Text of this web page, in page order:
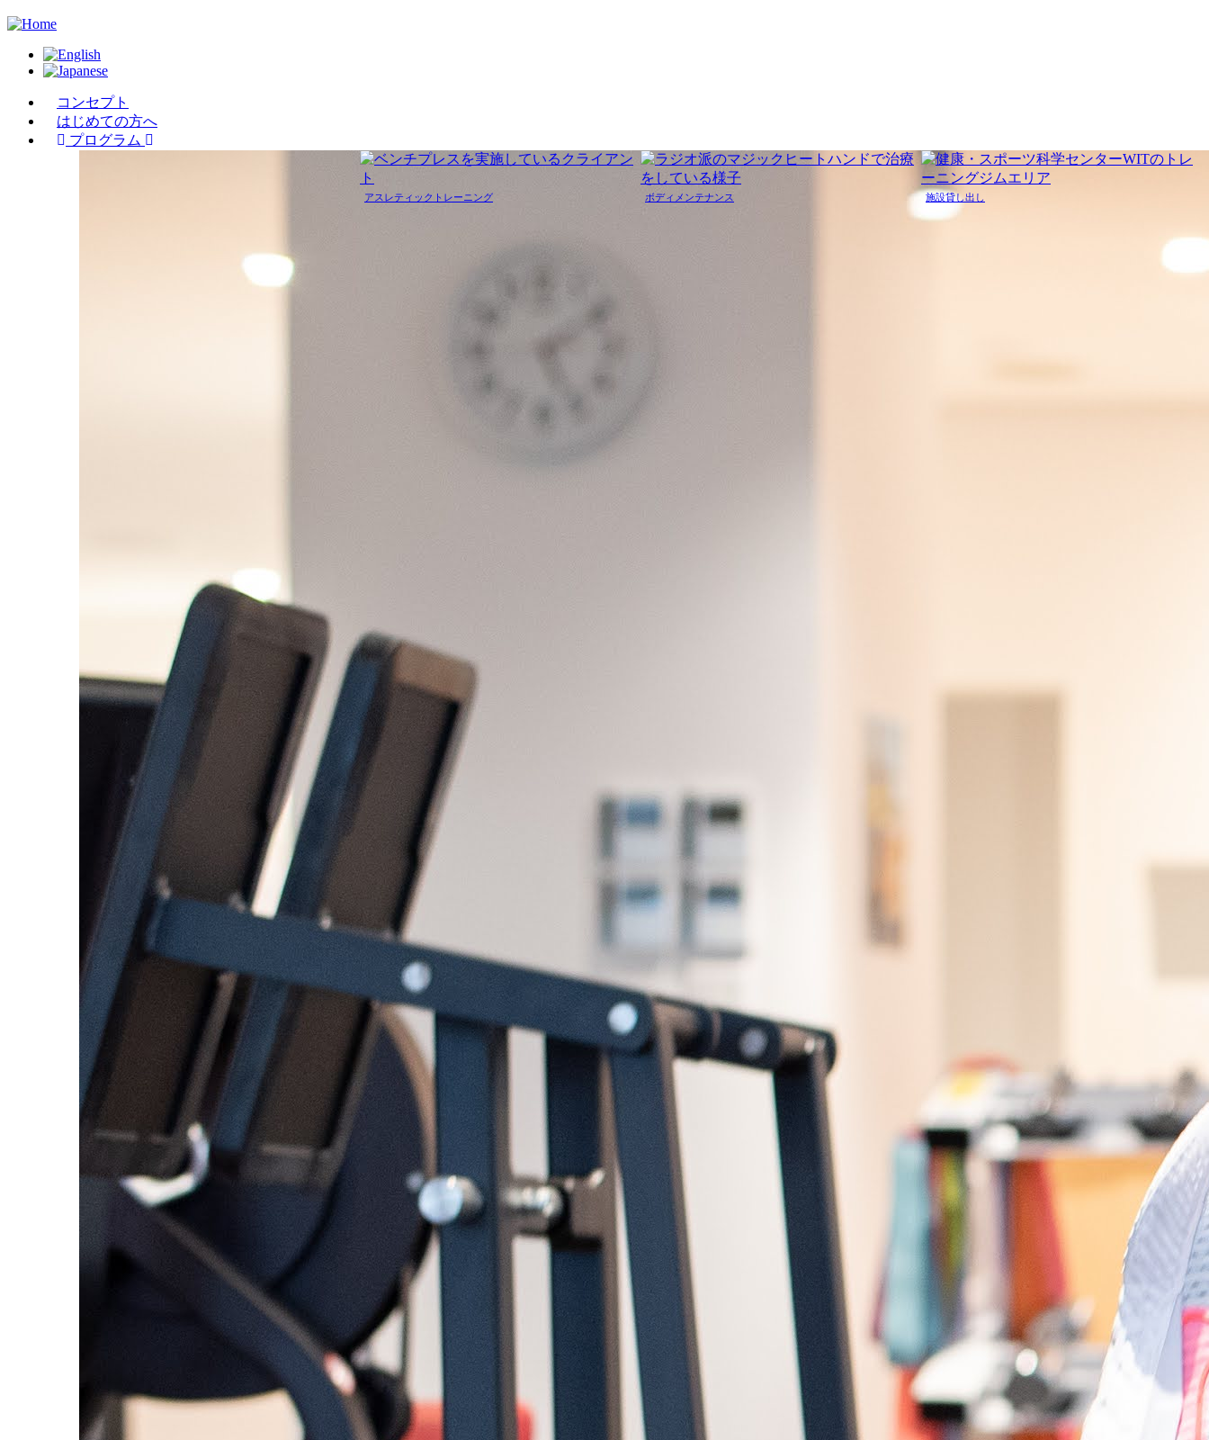
Skip
to
content
Main
navigation
コンセプト
はじめての方へ
プログラム
アスレティックトレーニング ボディメンテナンス 施設貸し出し